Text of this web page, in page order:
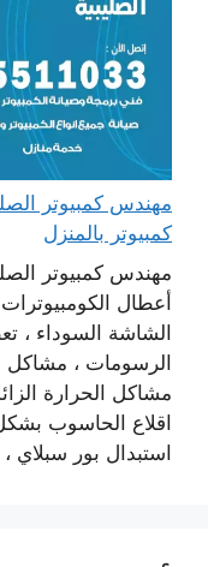
كمبيوتر بالمنزل
مهندس كمبيوتر
أعطال
الشاشة السوداء ،
الرسومات ، مشاكل
مشاكل الحرارة
اقلاع الحاسوب
استبدال بور